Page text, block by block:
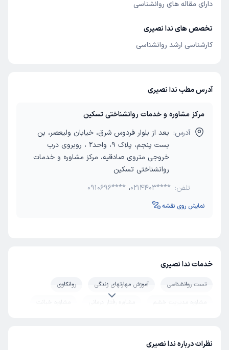
دارای مقاله های روانشناسی
تخصص های ندا نصیری
کارشناسی ارشد روانشناسی
آدرس مطب ندا نصیری
مرکز مشاوره و خدمات روانشناختی تسکین
آدرس: بعد از بلوار فردوس شرق، خیابان ولیعصر، بن
بست پنجم، پلاک 9، واحد2 ، روبروی درب
خروجی متروی صادقیه، مرکز مشاوره و خدمات
روانشناختی تسکین
تلفن:
0910696**** ،0214403****
نمایش روی نقشه
خدمات ندا نصیری
تست روانشناسی آموزش مهارتهای زندگی
روانکاوی
مشاوره مدیریت خشم
مشاوره رفتار درمانی
مشاوره خیانت
روان درمانی
نظرات درباره ندا نصیری